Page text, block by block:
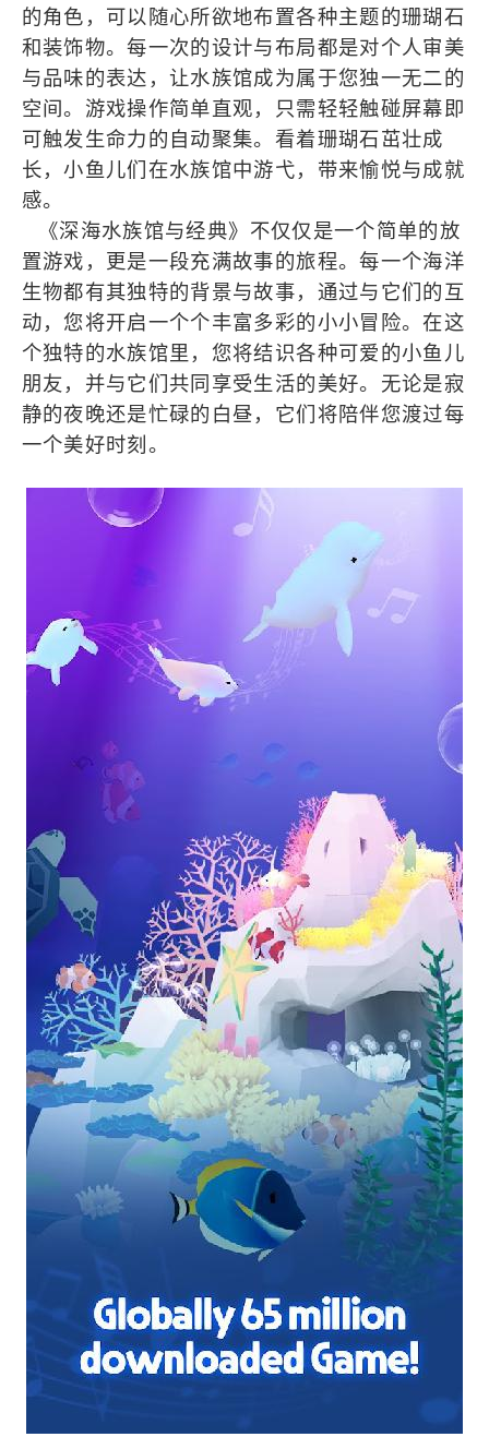
的角色，可以随心所欲地布置各种主题的珊瑚石
和装饰物。每一次的设计与布局都是对个人审美
与品味的表达，让水族馆成为属于您独一无二的
空间。游戏操作简单直观，只需轻轻触碰屏幕即
可触发生命力的自动聚集。看着珊瑚石茁壮成
长，小鱼儿们在水族馆中游弋，带来愉悦与成就
感。
《深海水族馆与经典》不仅仅是一个简单的放
置游戏，更是一段充满故事的旅程。每一个海洋
生物都有其独特的背景与故事，通过与它们的互
动，您将开启一个个丰富多彩的小小冒险。在这
个独特的水族馆里，您将结识各种可爱的小鱼儿
朋友，并与它们共同享受生活的美好。无论是寂
静的夜晚还是忙碌的白昼，它们将陪伴您渡过每
一个美好时刻。